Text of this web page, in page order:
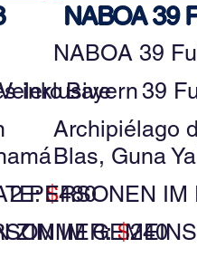
inklusive
$480
ZIMMER:$240
NABOA 39
NABOA 39
Bayern 39
Archipiélago
Blas, Guna
2 PERSONEN IM
IM